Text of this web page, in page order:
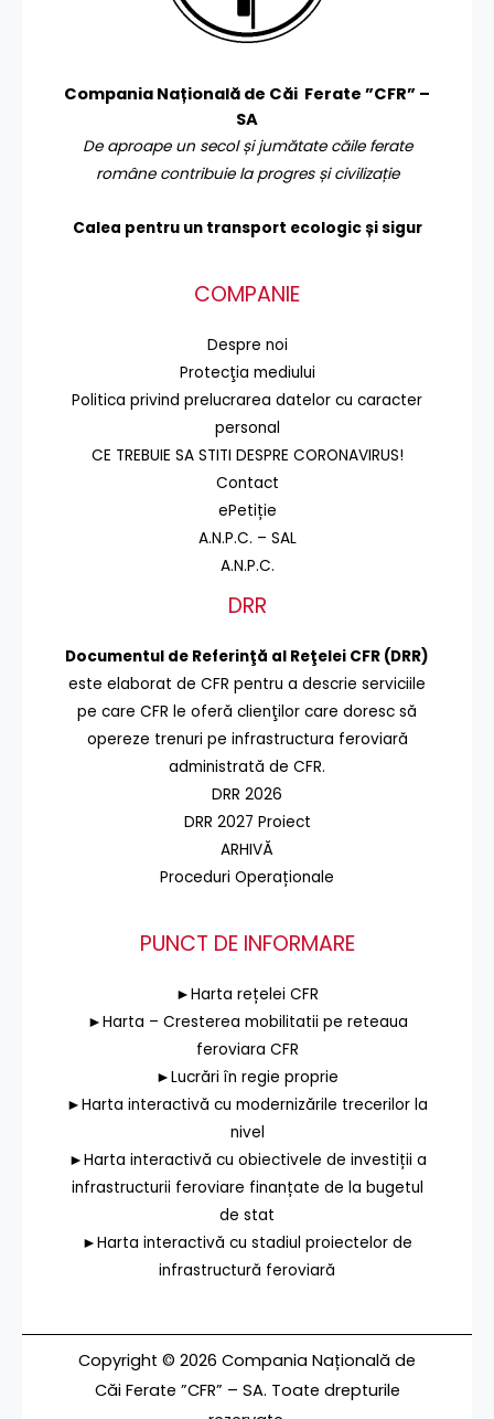
Compania Națională de Căi Ferate ”CFR” –
SA
De aproape un secol și jumătate căile ferate
române contribuie la progres și civilizație
Calea pentru un transport ecologic și sigur
COMPANIE
Despre noi
Protecţia mediului
Politica privind prelucrarea datelor cu caracter
personal
CE TREBUIE SA STITI DESPRE CORONAVIRUS!
Contact
ePetiție
A.N.P.C. – SAL
A.N.P.C.
DRR
Documentul de Referinţă al Reţelei CFR (DRR)
este elaborat de CFR pentru a descrie serviciile
pe care CFR le oferă clienţilor care doresc să
opereze trenuri pe infrastructura feroviară
administrată de CFR.
DRR 2026
DRR 2027 Proiect
ARHIVĂ
Proceduri Operaționale
PUNCT DE INFORMARE
►Harta rețelei CFR
►Harta – Cresterea mobilitatii pe reteaua
feroviara CFR
►Lucrări în regie proprie
►Harta interactivă cu modernizările trecerilor la
nivel
►Harta interactivă cu obiectivele de investiții a
infrastructurii feroviare finanțate de la bugetul
de stat
►Harta interactivă cu stadiul proiectelor de
infrastructură feroviară
Copyright © 2026 Compania Națională de
Căi Ferate ”CFR” – SA. Toate drepturile